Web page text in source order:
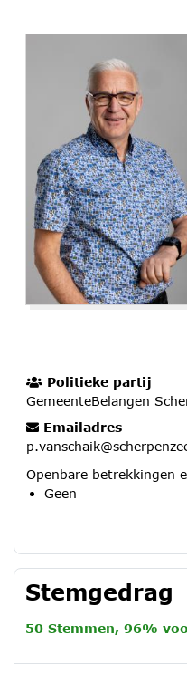
Politieke partij
GemeenteBelangen
Emailadres
Openbare betrekkingen
Geen
Stemgedrag
50 Stemmen, 96%